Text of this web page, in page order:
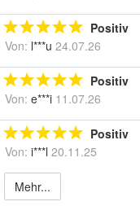
Positiv
Von: l***u 24.07.26
Positiv
Von: e***i 11.07.26
Positiv
Von: i***l 20.11.25
Mehr...